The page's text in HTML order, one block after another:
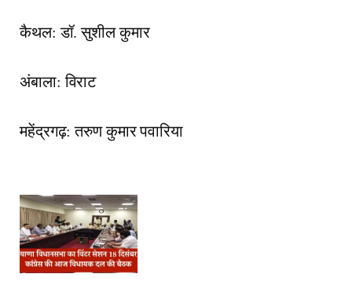
कैथल: डॉ. सुशील कुमार
अंबाला: विराट
महेंद्रगढ़: तरुण कुमार पवारिया